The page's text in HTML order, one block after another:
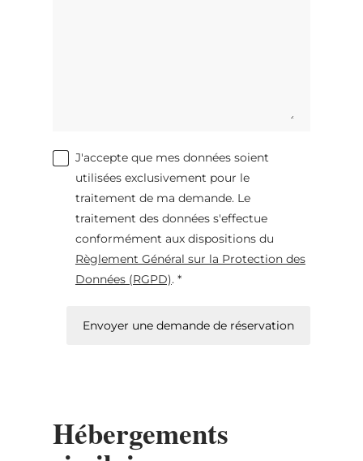
J'accepte que mes données soient
utilisées exclusivement pour le
traitement de ma demande. Le
traitement des données s'effectue
conformément aux dispositions du
Règlement Général sur la Protection des
Données (RGPD). *
Envoyer une demande de réservation
Hébergements